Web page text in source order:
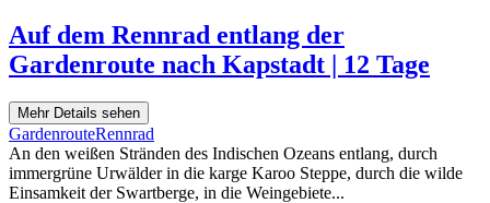
Auf dem Rennrad entlang der
Gardenroute nach Kapstadt | 12 Tage
Mehr Details sehen
GardenrouteRennrad
An den weißen Stränden des Indischen Ozeans entlang, durch
immergrüne Urwälder in die karge Karoo Steppe, durch die wilde
Einsamkeit der Swartberge, in die Weingebiete...